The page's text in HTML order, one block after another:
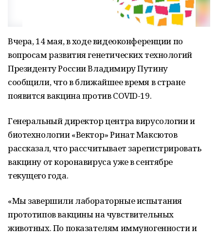
Вчера, 14 мая, в ходе видеоконференции по
вопросам развития генетических технологий
Президенту России Владимиру Путину
сообщили, что в ближайшее время в стране
появится вакцина против COVID-19.
Генеральный директор центра вирусологии и
биотехнологии «Вектор» Ринат Максютов
рассказал, что рассчитывает зарегистрировать
вакцину от коронавируса уже в сентябре
текущего года.
«Мы завершили лабораторные испытания
прототипов вакцины на чувствительных
животных. По показателям иммуногенности и